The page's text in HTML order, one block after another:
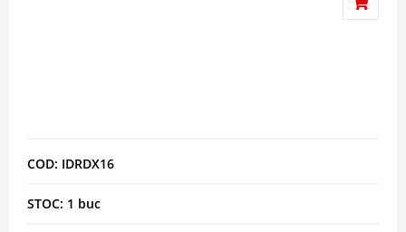
COD: IDRDX16
STOC: 1 buc